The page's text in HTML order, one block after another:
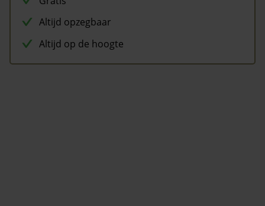
Altijd opzegbaar
Altijd op de hoogte